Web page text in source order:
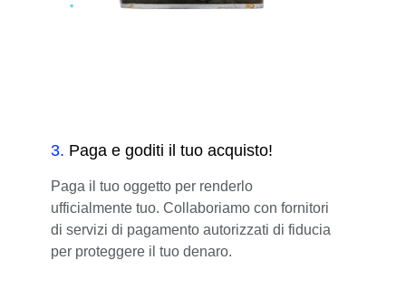
3. Paga e goditi il tuo acquisto!
Paga il tuo oggetto per renderlo
ufficialmente tuo. Collaboriamo con fornitori
di servizi di pagamento autorizzati di fiducia
per proteggere il tuo denaro.